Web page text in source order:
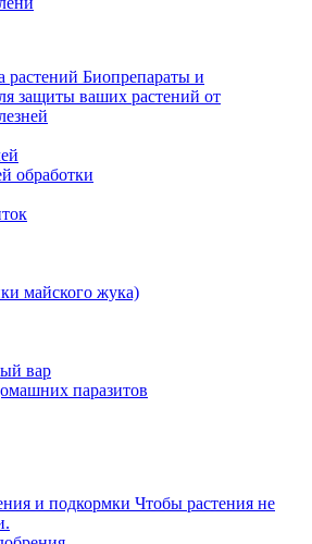
растений Биопрепараты и
защиты ваших растений от
обработки
майского жука)
вар
паразитов
и подкормки Чтобы растения не